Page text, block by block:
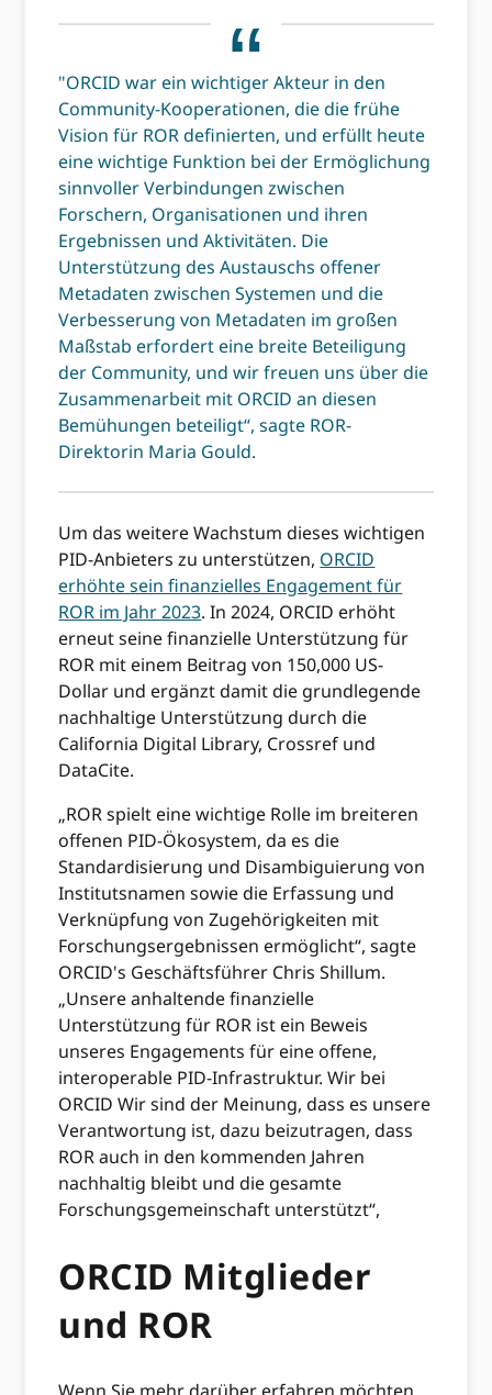
"ORCID war ein wichtiger Akteur in den
Community-Kooperationen, die die frühe
Vision für ROR definierten, und erfüllt heute
eine wichtige Funktion bei der Ermöglichung
sinnvoller Verbindungen zwischen
Forschern, Organisationen und ihren
Ergebnissen und Aktivitäten. Die
Unterstützung des Austauschs offener
Metadaten zwischen Systemen und die
Verbesserung von Metadaten im großen
Maßstab erfordert eine breite Beteiligung
der Community, und wir freuen uns über die
Zusammenarbeit mit ORCID an diesen
Bemühungen beteiligt“, sagte ROR-
Direktorin Maria Gould.
Um das weitere Wachstum dieses wichtigen
PID-Anbieters zu unterstützen, ORCID
erhöhte sein finanzielles Engagement für
ROR im Jahr 2023. In 2024, ORCID erhöht
erneut seine finanzielle Unterstützung für
ROR mit einem Beitrag von 150,000 US-
Dollar und ergänzt damit die grundlegende
nachhaltige Unterstützung durch die
California Digital Library, Crossref und
DataCite.
„ROR spielt eine wichtige Rolle im breiteren
offenen PID-Ökosystem, da es die
Standardisierung und Disambiguierung von
Institutsnamen sowie die Erfassung und
Verknüpfung von Zugehörigkeiten mit
Forschungsergebnissen ermöglicht“, sagte
ORCID's Geschäftsführer Chris Shillum.
„Unsere anhaltende finanzielle
Unterstützung für ROR ist ein Beweis
unseres Engagements für eine offene,
interoperable PID-Infrastruktur. Wir bei
ORCID Wir sind der Meinung, dass es unsere
Verantwortung ist, dazu beizutragen, dass
ROR auch in den kommenden Jahren
nachhaltig bleibt und die gesamte
Forschungsgemeinschaft unterstützt“,
ORCID Mitglieder
und ROR